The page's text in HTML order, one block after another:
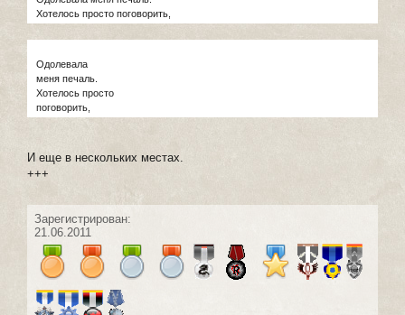
Хотелось просто поговорить,
Одолевала
меня печаль.
Хотелось просто
поговорить,
И еще в нескольких местах.
+++
Зарегистрирован:
21.06.2011